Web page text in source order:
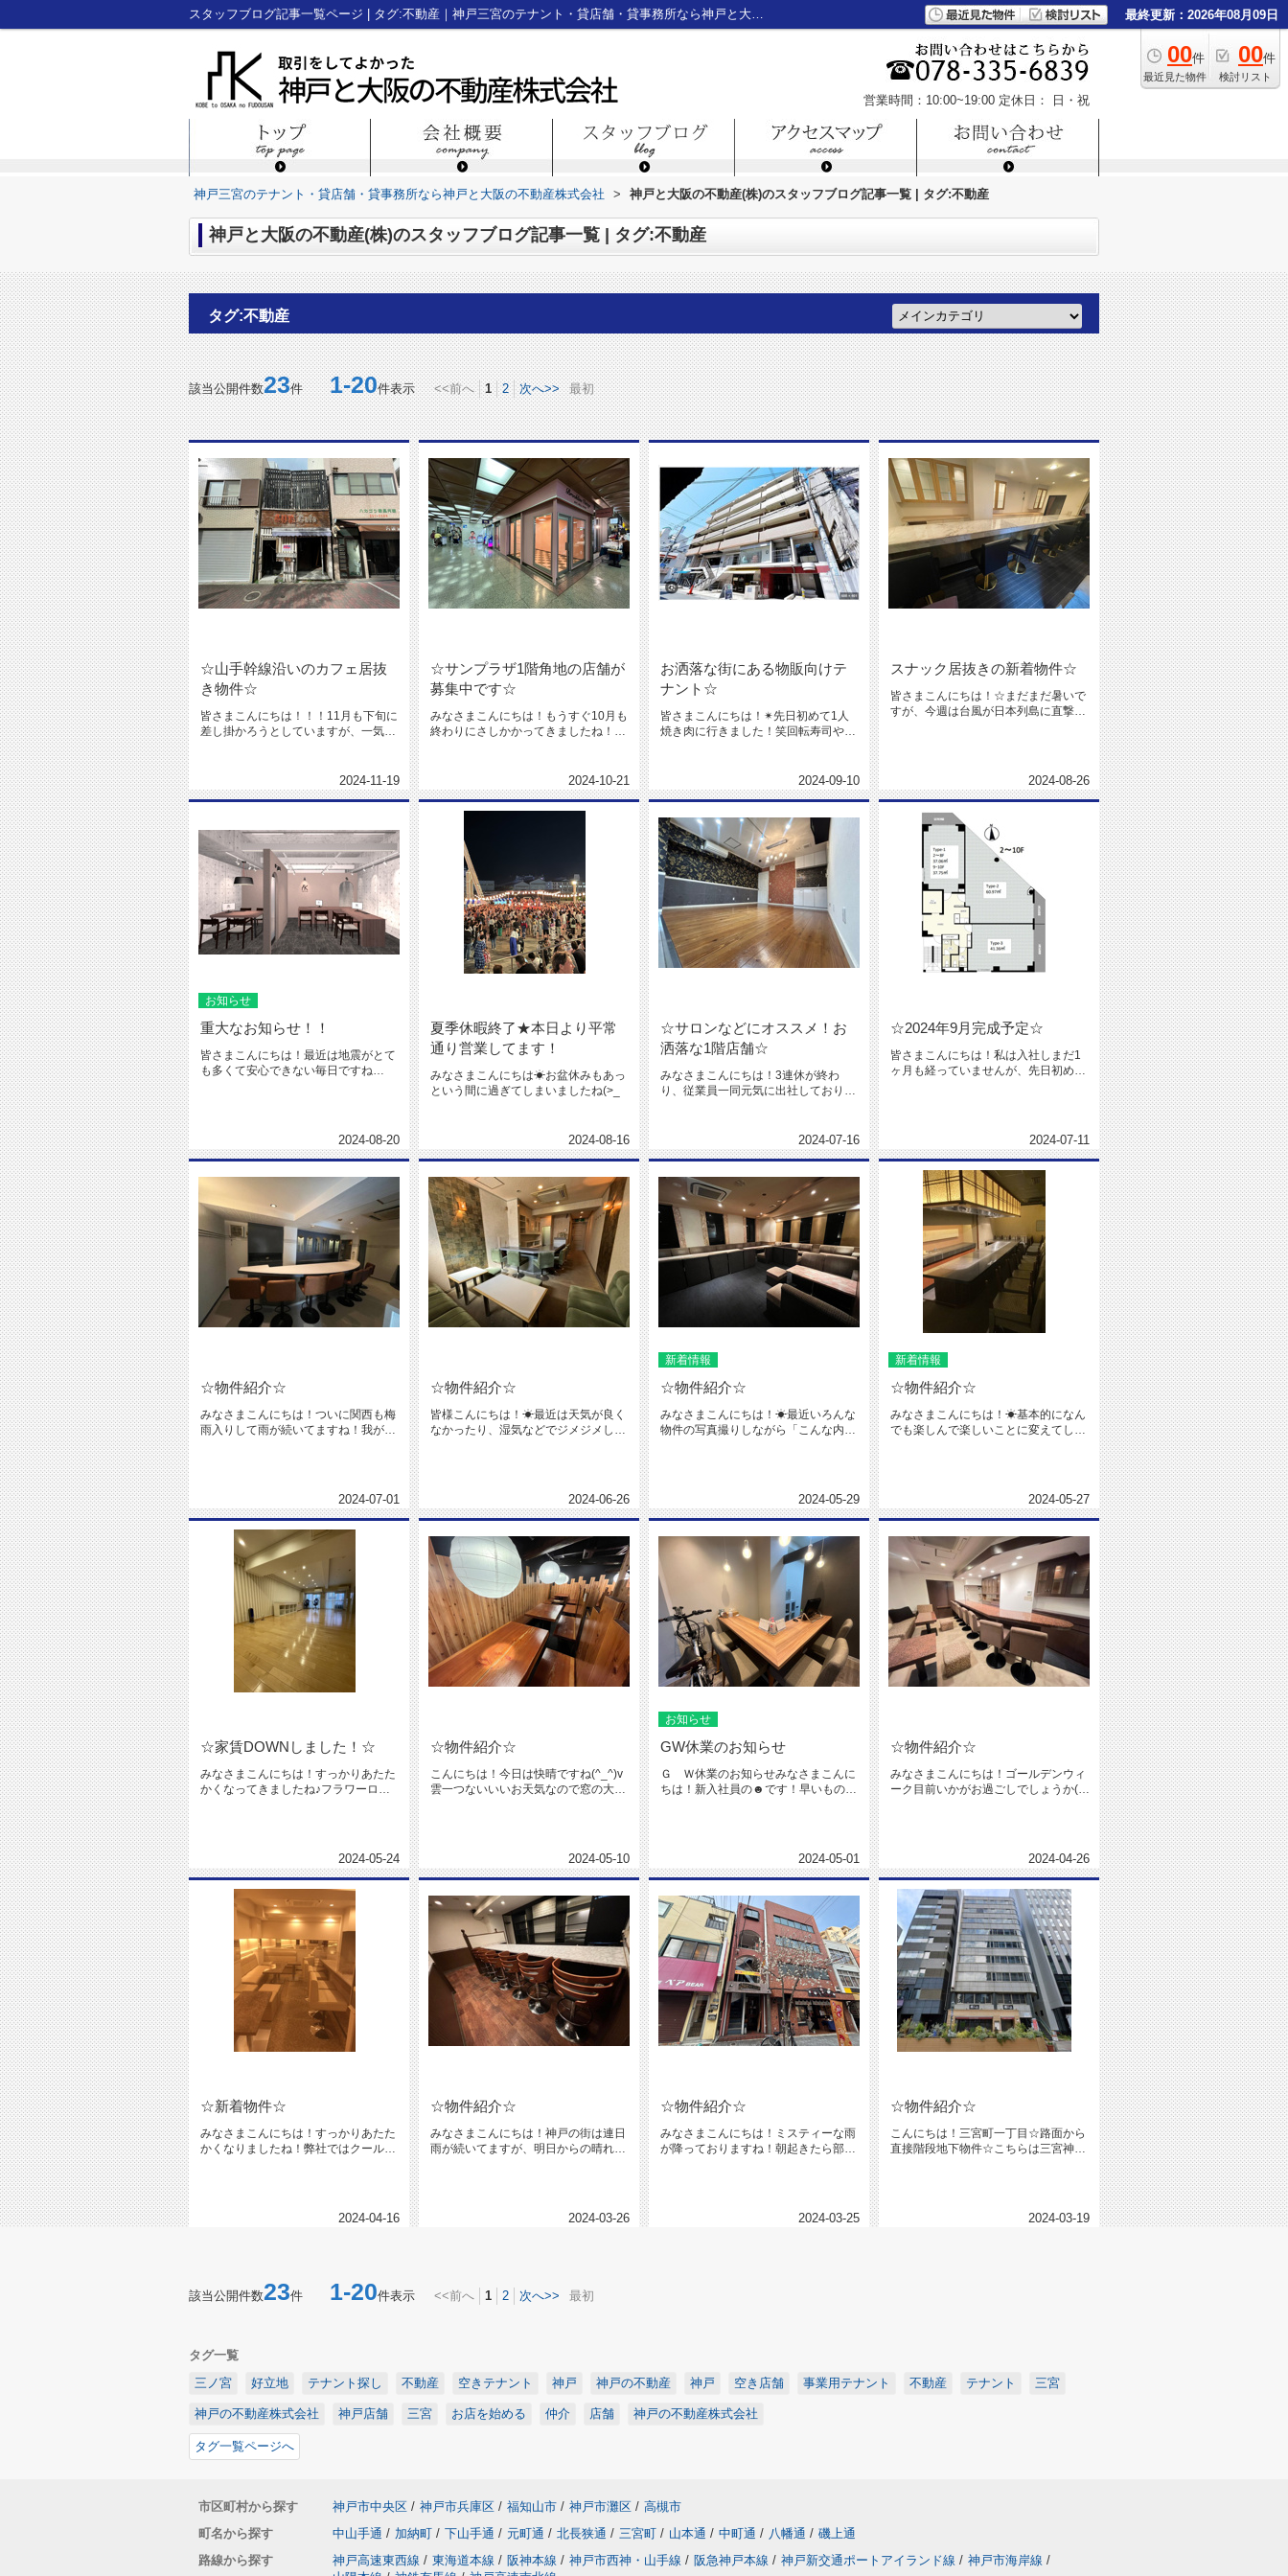
スタッフブログ記事一覧ページ | タグ:不動産｜神戸三宮のテナント・貸店舗・貸事務所なら神戸と大阪の不動産株式会社 最終更新：2026年08月09日
00件
最近見た物件
00件
検討リスト
営業時間：10:00~19:00 定休日： 日・祝
神戸三宮のテナント・貸店舗・貸事務所なら神戸と大阪の不動産株式会社 > 神戸と大阪の不動産(株)のスタッフブログ記事一覧 | タグ:不動産
神戸と大阪の不動産(株)のスタッフブログ記事一覧 | タグ:不動産
タグ:不動産
該当公開件数23件1-20件表示 <<前へ 1 2 次へ>> 最初
☆山手幹線沿いのカフェ居抜
き物件☆
皆さまこんにちは！！！11月も下旬に
差し掛かろうとしていますが、一気に
2024-11-19
☆サンプラザ1階角地の店舗が
募集中です☆
みなさまこんにちは！もうすぐ10月も
終わりにさしかかってきましたね！ハ
2024-10-21
お洒落な街にある物販向けテ
ナント☆
皆さまこんにちは！✴先日初めて1人
焼き肉に行きました！笑回転寿司や、
2024-09-10
スナック居抜きの新着物件☆
皆さまこんにちは！☆まだまだ暑いで
すが、今週は台風が日本列島に直撃す
2024-08-26
お知らせ
重大なお知らせ！！
皆さまこんにちは！最近は地震がとて
も多くて安心できない毎日ですね
2024-08-20
夏季休暇終了★本日より平常
通り営業してます！
みなさまこんにちは☀お盆休みもあっ
という間に過ぎてしまいましたね(>_
2024-08-16
☆サロンなどにオススメ！お
洒落な1階店舗☆
みなさまこんにちは！3連休が終わ
り、従業員一同元気に出社しておりま
2024-07-16
☆2024年9月完成予定☆
皆さまこんにちは！私は入社しまだ1
ヶ月も経っていませんが、先日初めて
2024-07-11
☆物件紹介☆
みなさまこんにちは！ついに関西も梅
雨入りして雨が続いてますね！我が家
2024-07-01
☆物件紹介☆
皆様こんにちは！☀最近は天気が良く
なかったり、湿気などでジメジメした
2024-06-26
新着情報
☆物件紹介☆
みなさまこんにちは！☀最近いろんな
物件の写真撮りしながら「こんな内装
2024-05-29
新着情報
☆物件紹介☆
みなさまこんにちは！☀基本的になん
でも楽しんで楽しいことに変えてしま
2024-05-27
☆家賃DOWNしました！☆
みなさまこんにちは！すっかりあたた
かくなってきましたね♪フラワーロー
2024-05-24
☆物件紹介☆
こんにちは！今日は快晴ですね(^_^)v
雲一つないいいお天気なので窓の大き
2024-05-10
お知らせ
GW休業のお知らせ
Ｇ Ｗ休業のお知らせみなさまこんに
ちは！新入社員の☻です！早いもので
2024-05-01
☆物件紹介☆
みなさまこんにちは！ゴールデンウィ
ーク目前いかがお過ごしでしょうか(*^
2024-04-26
☆新着物件☆
みなさまこんにちは！すっかりあたた
かくなりましたね！弊社ではクールビ
2024-04-16
☆物件紹介☆
みなさまこんにちは！神戸の街は連日
雨が続いてますが、明日からの晴れ予
2024-03-26
☆物件紹介☆
みなさまこんにちは！ミスティーな雨
が降っておりますね！朝起きたら部屋
2024-03-25
☆物件紹介☆
こんにちは！三宮町一丁目☆路面から
直接階段地下物件☆こちらは三宮神社
2024-03-19
該当公開件数23件 1-20件表示 <<前へ 1 2 次へ>> 最初
タグ一覧
三ノ宮
好立地 テナント探し 不動産 空きテナント 神戸 神戸の不動産 神戸 空き店舗 事業用テナント 不動産 テナント 三宮
神戸の不動産株式会社 神戸店舗 三宮 お店を始める 仲介 店舗 神戸の不動産株式会社
タグ一覧ページへ
市区町村から探す 神戸市中央区 / 神戸市兵庫区 / 福知山市 / 神戸市灘区 / 高槻市
町名から探す
中山手通 / 加納町 / 下山手通 / 元町通 / 北長狭通 / 三宮町 / 山本通 / 中町通 / 八幡通 / 磯上通
路線から探す
神戸高速東西線 / 東海道本線 / 阪神本線 / 神戸市西神・山手線 / 阪急神戸本線 / 神戸新交通ポートアイランド線 / 神戸市海岸線 /